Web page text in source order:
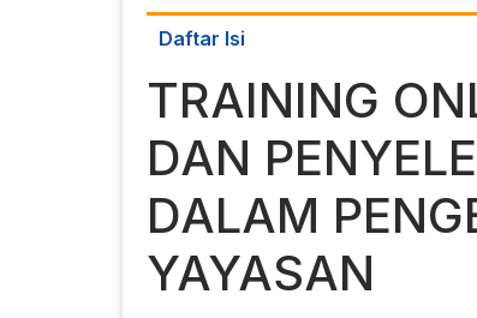
Daftar Isi
TRAINING
DAN
DALAM
YAYASAN